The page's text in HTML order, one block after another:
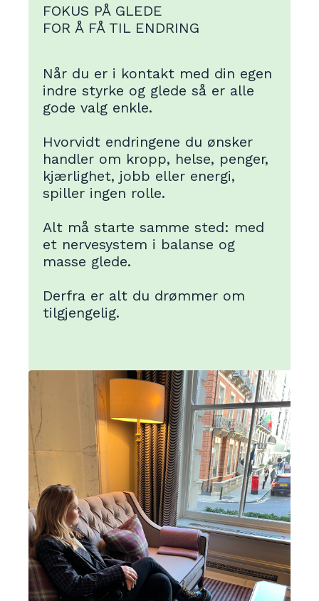
FOKUS PÅ GLEDE
FOR Å FÅ TIL ENDRING
Når du er i kontakt med din egen
indre styrke og glede så er alle
gode valg enkle.
Hvorvidt endringene du ønsker
handler om kropp, helse, penger,
kjærlighet, jobb eller energi,
spiller ingen rolle.
Alt må starte samme sted: med
et nervesystem i balanse og
masse glede.
Derfra er alt du drømmer om
tilgjengelig.